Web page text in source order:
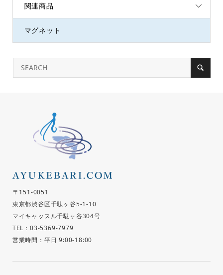
関連商品
マグネット
〒151-0051
東京都渋谷区千駄ヶ谷5-1-10
マイキャッスル千駄ヶ谷304号
TEL：03-5369-7979
営業時間：平日 9:00-18:00